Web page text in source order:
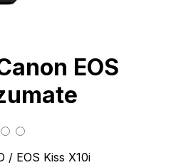
EOS
/ EOS Kiss X10i